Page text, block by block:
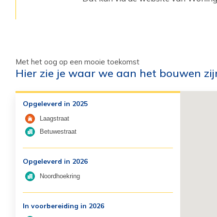
Met het oog op een mooie toekomst
Hier zie je waar we aan het bouwen
Opgeleverd in 2025
Laagstraat
Betuwestraat
Opgeleverd in 2026
Noordhoekring
In voorbereiding in 2026